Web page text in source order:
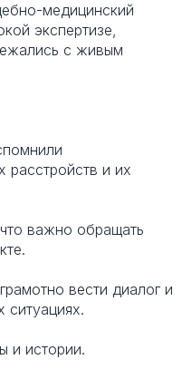
медицинский
экспертизе,
с живым
расстройств и их
важно обращать
вести диалог и
ситуациях.
и истории.